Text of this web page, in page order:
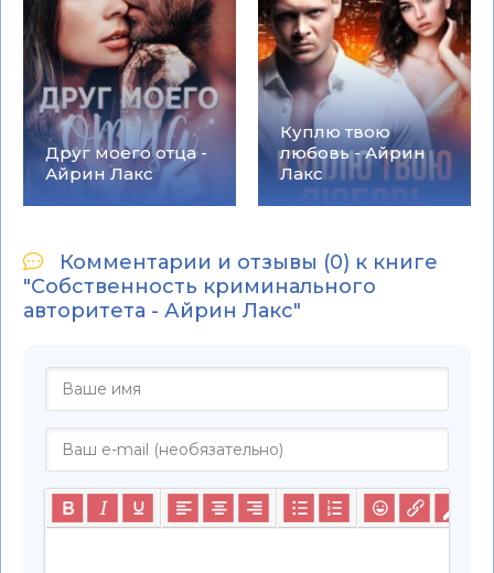
Друг моего отца -
Айрин Лакс
Куплю твою
любовь - Айрин
Лакс
Комментарии и отзывы (0) к книге
"Собственность криминального
авторитета - Айрин Лакс"